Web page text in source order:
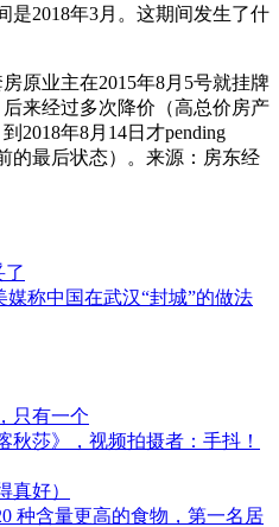
是2018年3月。这期间发生了什
业主在2015年8月5号就挂牌
来经过多次降价（高总价房产
2018年8月14日才pending
的最后状态）。来源：房东经
了
称中国在武汉“封城”的做法
只有一个
秋莎》，视频拍摄者：手抖！
真好）
种含量更高的食物，第一名居